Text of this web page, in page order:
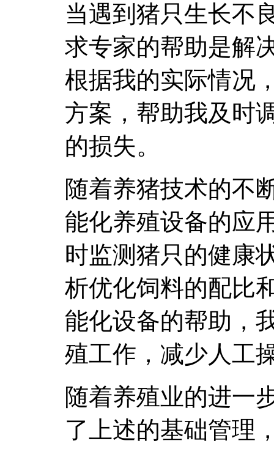
当遇到猪只生长不
求专家的帮助是解
根据我的实际情况
方案，帮助我及时
的损失。
随着养猪技术的不
能化养殖设备的应
时监测猪只的健康
析优化饲料的配比
能化设备的帮助，
殖工作，减少人工
随着养殖业的进一
了上述的基础管理